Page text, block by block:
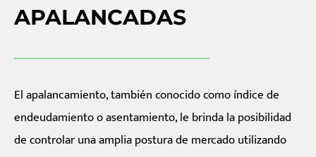
APALANCADAS
El apalancamiento, también conocido como índice de
endeudamiento o asentamiento, le brinda la posibilidad
de controlar una amplia postura de mercado utilizando